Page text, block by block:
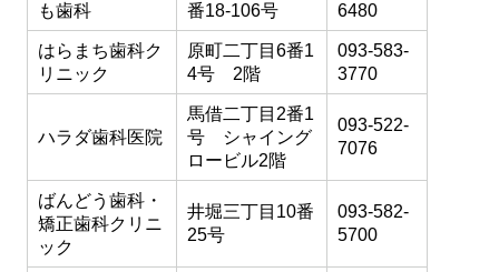
も歯科
番18-106号
6480
はらまち歯科ク
リニック
原町二丁目6番1
4号 2階
093-583-
3770
ハラダ歯科医院
馬借二丁目2番1
号 シャイング
ロービル2階
093-522-
7076
ばんどう歯科・
矯正歯科クリニ
ック
井堀三丁目10番
25号
093-582-
5700